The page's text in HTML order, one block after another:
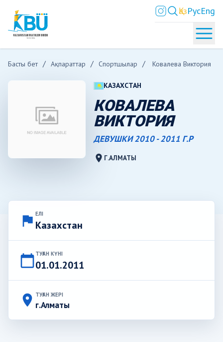
ҚазРусEng
Басты бет Ақпараттар Спортшылар Ковалева Виктория
КАЗАХСТАН
КОВАЛЕВА
ВИКТОРИЯ
ДЕВУШКИ 2010 - 2011 Г.Р
location_on Г.АЛМАТЫ
flag ЕЛІ
Казахстан
calendar_today ТУҒАН КҮНІ
01.01.2011
place ТУҒАН ЖЕРІ
г.Алматы